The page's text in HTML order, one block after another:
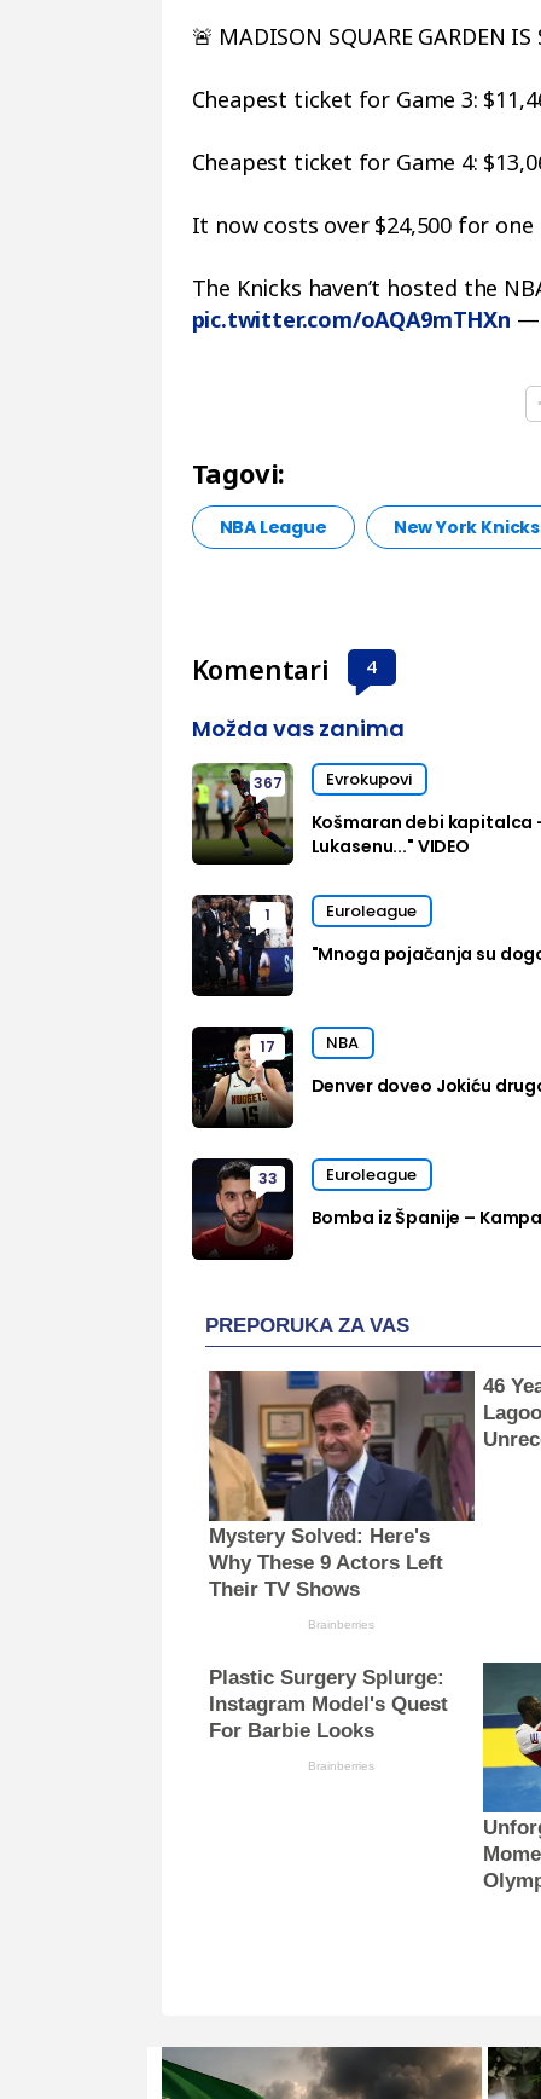
🚨 MADISON SQUARE GARDEN IS
Cheapest ticket for Game 3:
Cheapest ticket for Game 4:
It now costs over $24,500 for
The Knicks haven’t hosted the
pic.twitter.com/oAQA9mTHXn —
Tagovi:
NBA League New York Knicks
Komentari 4
Možda vas zanima
367 Evrokupovi
Košmaran debi kapitalca
Lukasenu..." VIDEO
1 Euroleague
"Mnoga pojačanja su
17 NBA
Denver doveo Jokiću
33 Euroleague
Bomba iz Španije –
PREPORUKA ZA VAS
Mystery Solved: Here's
Why These 9 Actors Left
Their TV Shows
Brainberries
46
Plastic Surgery Splurge:
Instagram Model's Quest
For Barbie Looks
Brainberries